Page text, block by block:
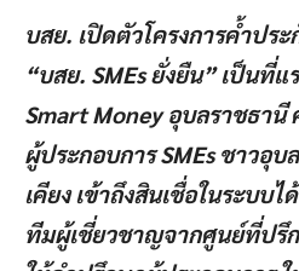
บสย. เปิดตัวโครงการค้ำประ
“บสย. SMEs ยั่งยืน” เป็นที่แ
Smart Money อุบลราชธานี
ผู้ประกอบการ SMEs ชาวอุ
เคียง เข้าถึงสินเชื่อในระบบ
ทีมผู้เชี่ยวชาญจากศูนย์ที่ปรึก